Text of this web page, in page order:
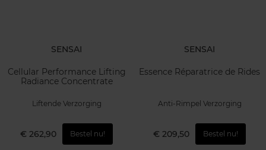
SENSAI
Cellular Performance Lifting
Radiance Concentrate
Liftende Verzorging
€ 262,90 Bestel nu!
SENSAI
Essence Réparatrice de Rides
Anti-Rimpel Verzorging
€ 209,50 Bestel nu!